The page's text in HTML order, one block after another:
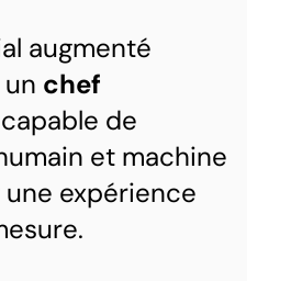
augmenté
chef
capable de
et machine
expérience